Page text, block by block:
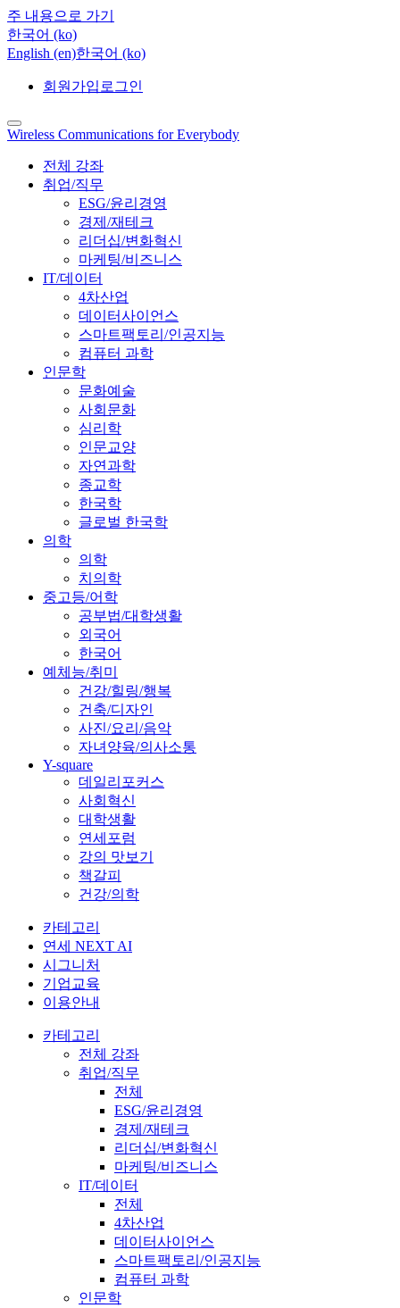
주 내용으로 가기
한국어 ‎(ko)‎
English ‎(en)‎한국어 ‎(ko)‎
회원가입 로그인
Wireless Communications for Everybody
전체 강좌
취업/직무
ESG/윤리경영
경제/재테크
리더십/변화혁신
마케팅/비즈니스
IT/데이터
4차산업
데이터사이언스
스마트팩토리/인공지능
컴퓨터 과학
인문학
문화예술
사회문화
심리학
인문교양
자연과학
종교학
한국학
글로벌 한국학
의학
의학
치의학
중고등/어학
공부법/대학생활
외국어
한국어
예체능/취미
건강/힐링/행복
건축/디자인
사진/요리/음악
자녀양육/의사소통
Y-square
데일리포커스
사회혁신
대학생활
연세포럼
강의 맛보기
책갈피
건강/의학
카테고리
연세 NEXT AI
시그니처
기업교육
이용안내
카테고리
전체 강좌
취업/직무
전체
ESG/윤리경영
경제/재테크
리더십/변화혁신
마케팅/비즈니스
IT/데이터
전체
4차산업
데이터사이언스
스마트팩토리/인공지능
컴퓨터 과학
인문학